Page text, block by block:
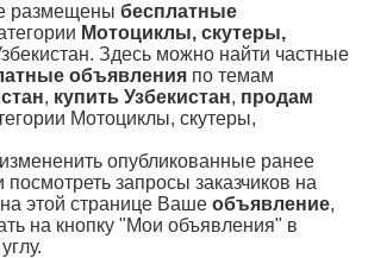
размещены бесплатные
Мотоциклы, скутеры,
Здесь можно найти частные
объявления по темам
, купить Узбекистан, продам
Мотоциклы, скутеры,
опубликованные ранее
посмотреть запросы заказчиков на
этой странице Ваше объявление,
на кнопку "Мои объявления" в